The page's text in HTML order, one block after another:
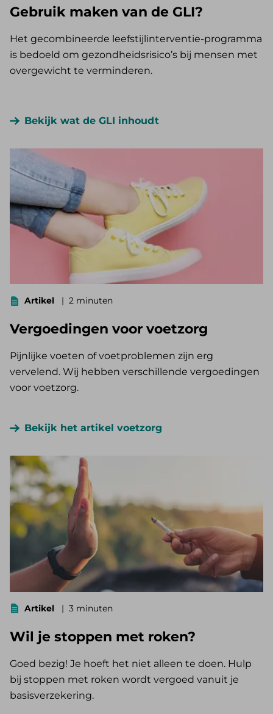
Gebruik maken van de GLI?
Het gecombineerde leefstijlinterventie-programma
is bedoeld om gezondheidsrisico’s bij mensen met
overgewicht te verminderen.
Bekijk wat de GLI inhoudt
Artikel 2 minuten
Vergoedingen voor voetzorg
Pijnlijke voeten of voetproblemen zijn erg
vervelend. Wij hebben verschillende vergoedingen
voor voetzorg.
Bekijk het artikel voetzorg
Artikel 3 minuten
Wil je stoppen met roken?
Goed bezig! Je hoeft het niet alleen te doen. Hulp
bij stoppen met roken wordt vergoed vanuit je
basisverzekering.